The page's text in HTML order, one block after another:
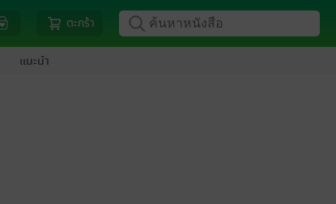
ตะกร้า
แนะนำ